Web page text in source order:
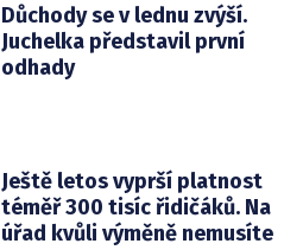
Důchody se v lednu zvýší.
Juchelka představil první
odhady
Ještě letos vyprší platnost
téměř 300 tisíc řidičáků. Na
úřad kvůli výměně nemusíte